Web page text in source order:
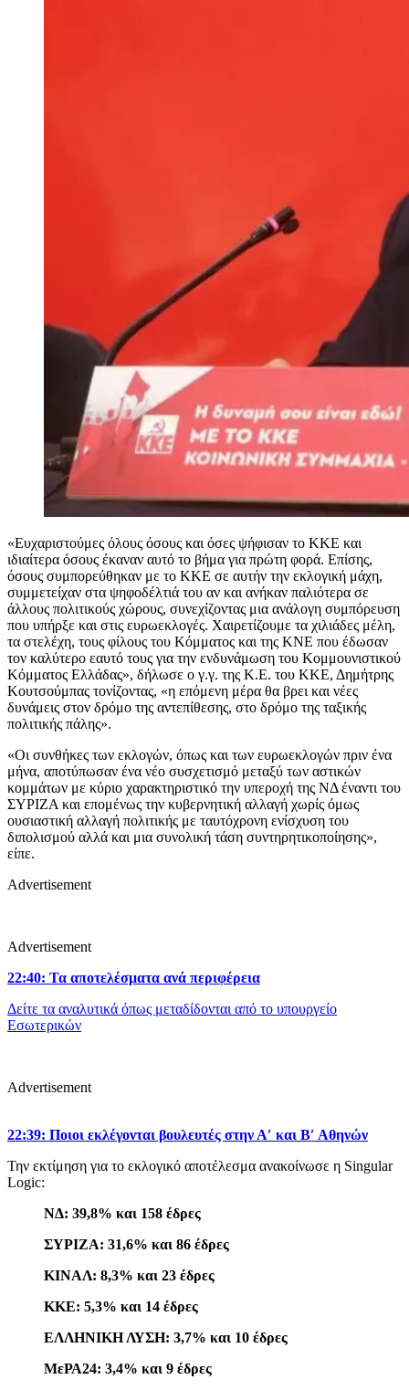
«Ευχαριστούμες όλους όσους και όσες ψήφισαν το ΚΚΕ και
ιδιαίτερα όσους έκαναν αυτό το βήμα για πρώτη φορά. Επίσης,
όσους συμπορεύθηκαν με το ΚΚΕ σε αυτήν την εκλογική μάχη,
συμμετείχαν στα ψηφοδέλτιά του αν και ανήκαν παλιότερα σε
άλλους πολιτικούς χώρους, συνεχίζοντας μια ανάλογη συμπόρευση
που υπήρξε και στις ευρωεκλογές. Χαιρετίζουμε τα χιλιάδες μέλη,
τα στελέχη, τους φίλους του Κόμματος και της ΚΝΕ που έδωσαν
τον καλύτερο εαυτό τους για την ενδυνάμωση του Κομμουνιστικού
Κόμματος Ελλάδας», δήλωσε ο γ.γ. της Κ.Ε. του ΚΚΕ, Δημήτρης
Κουτσούμπας τονίζοντας, «η επόμενη μέρα θα βρει και νέες
δυνάμεις στον δρόμο της αντεπίθεσης, στο δρόμο της ταξικής
πολιτικής πάλης».
«Οι συνθήκες των εκλογών, όπως και των ευρωεκλογών πριν ένα
μήνα, αποτύπωσαν ένα νέο συσχετισμό μεταξύ των αστικών
κομμάτων με κύριο χαρακτηριστικό την υπεροχή της ΝΔ έναντι του
ΣΥΡΙΖΑ και επομένως την κυβερνητική αλλαγή χωρίς όμως
ουσιαστική αλλαγή πολιτικής με ταυτόχρονη ενίσχυση του
διπολισμού αλλά και μια συνολική τάση συντηρητικοποίησης»,
είπε.
Advertisement
Advertisement
22:40: Τα αποτελέσματα ανά περιφέρεια
Δείτε τα αναλυτικά όπως μεταδίδονται από το υπουργείο
Εσωτερικών
Advertisement
22:39: Ποιοι εκλέγονται βουλευτές στην Α′ και Β′ Αθηνών
Την εκτίμηση για το εκλογικό αποτέλεσμα ανακοίνωσε η Singular
Logic:
ΝΔ: 39,8% και 158 έδρες
ΣΥΡΙΖΑ: 31,6% και 86 έδρες
ΚΙΝΑΛ: 8,3% και 23 έδρες
ΚΚΕ: 5,3% και 14 έδρες
ΕΛΛΗΝΙΚΗ ΛΥΣΗ: 3,7% και 10 έδρες
ΜεΡΑ24: 3,4% και 9 έδρες